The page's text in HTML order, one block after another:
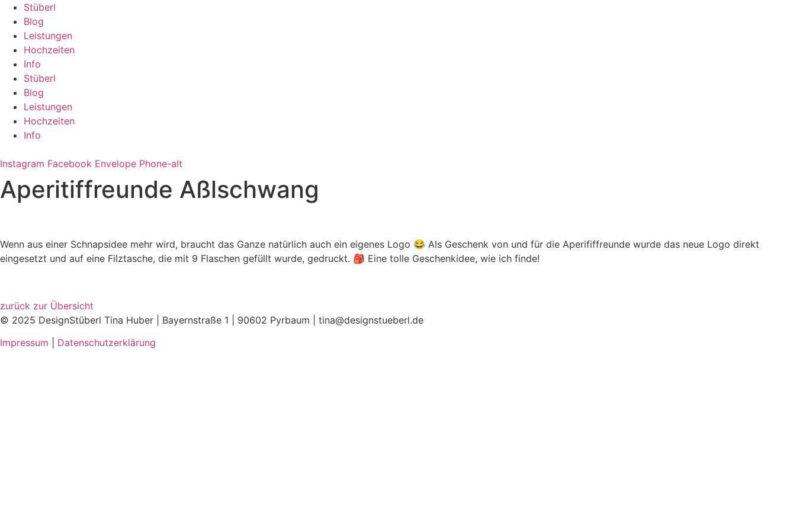
Zum
Inhalt
springen
Stüberl
Blog
Leistungen
Hochzeiten
Info
Stüberl
Blog
Leistungen
Hochzeiten
Info
Instagram Facebook Envelope Phone-alt
Aperitiffreunde Aßlschwang
Wenn aus einer Schnapsidee mehr wird, braucht das Ganze natürlich auch ein eigenes Logo 😂 Als Geschenk von und für die Aperififfreunde wurde das neue Logo direkt
eingesetzt und auf eine Filztasche, die mit 9 Flaschen gefüllt wurde, gedruckt. 🎒 Eine tolle Geschenkidee, wie ich finde!
zurück zur Übersicht
© 2025 DesignStüberl Tina Huber | Bayernstraße 1 | 90602 Pyrbaum | tina@designstueberl.de
Impressum
Datenschutzerklärung